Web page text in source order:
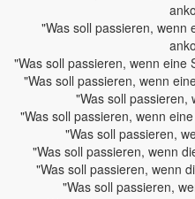
"Was soll passieren, wenn
"Was soll passieren, wenn eine
"Was soll passieren, wenn
"Was soll passieren,
"Was soll passieren, wenn
"Was soll passieren,
"Was soll passieren, wenn
"Was soll passieren, wenn
"Was soll passieren,